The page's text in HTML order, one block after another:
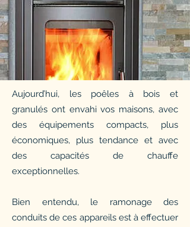
Aujourd’hui, les poêles à bois et
granulés ont envahi vos maisons, avec
des équipements compacts, plus
économiques, plus tendance et avec
des capacités de chauffe
exceptionnelles.
Bien entendu, le ramonage des
conduits de ces appareils est à effectuer